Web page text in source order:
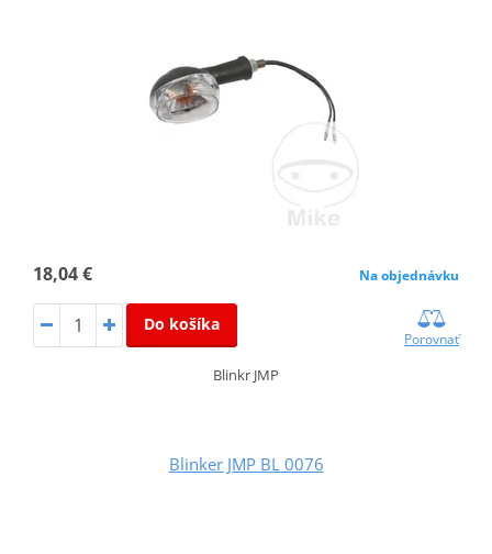
18,04 € Na objednávku
Do košíka
Porovnať
Blinkr JMP
Blinker JMP BL 0076